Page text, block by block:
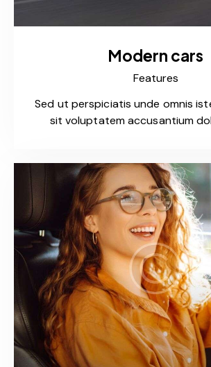
Modern cars
Features
Sed ut perspiciatis unde omnis
sit voluptatem accusantium